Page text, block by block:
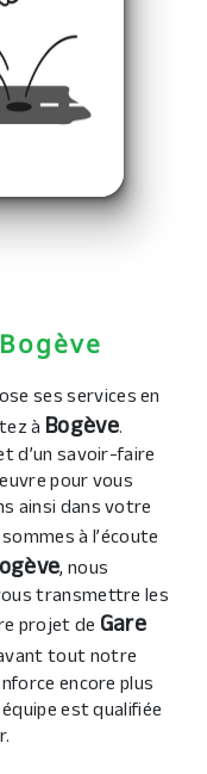
ses services en
à Bogève.
d’un savoir-faire
pour vous
ainsi dans votre
à l’écoute
, nous
transmettre les
projet de Gare
tout notre
encore plus
est qualifiée